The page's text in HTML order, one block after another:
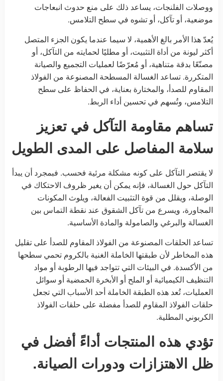
ووصلات الفلنجات، يساعد ذلك على منع حدوث انبعاجات
موضعية، أو تآكل، أو تشوه في سطح التلامس.
يُعدّ هذا الأمر بالغ الأهمية، لا سيما عندما يكون الجزء المتصل
أكثر ليونة من أداة التثبيت، أو مطليًا لحمايته من التآكل، أو
مصنّعًا بدقة متناهية، أو مُعرّضًا لعمليات التجميع والصيانة
المتكررة. تساعد الغسالة المسطحة المصنوعة من الفولاذ
المقاوم للصدأ، والمختارة بعناية، في الحفاظ على سطح
التلامس، وتُسهم في تحسين أداء الربط.
تساهم مقاومة التآكل في تعزيز
سلامة المفاصل على المدى الطويل
لا يقتصر التآكل على كونه مشكلة مرئية فحسب. فبمجرد أن يبدأ
التآكل حول الغسالة، فإنه يمكن أن يغير ظروف الاحتكاك في
الوصلة، ويقلل من قوة التثبيت الفعالة، ويلوث المكونات
المجاورة، ويسرع من تآكل الشقوق عند نقطة التماس بين
الغسالة والبرغي والصامولة والمادة الأساسية.
تساعد الحلقات المصنوعة من الفولاذ المقاوم للصدأ على تقليل
هذه المخاطر لأن طبقتها الخاملة الغنية بالكروم تحمي سطحها
من الأكسدة. في البيئات التي تتواجد فيها الرطوبة أو مواد
التنظيف الكيميائية أو الملح أو الأبخرة الحمضية أو سوائل
العمليات، تُعد هذه الطبقة الخاملة أحد الأسباب التي تجعل
حلقات الفولاذ المقاوم للصدأ مفضلة على حلقات الفولاذ
الكربوني المطلية.
تؤدي هذه المنتجات أداءً أفضل في
ظل الاهتزازات ودورات الصيانة.